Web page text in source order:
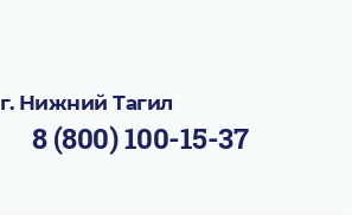
г. Нижний Тагил
8 (800) 100-15-37